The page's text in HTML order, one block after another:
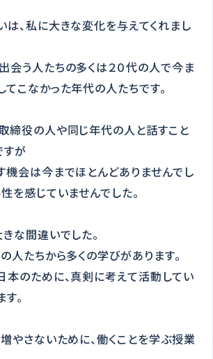
、私に大きな変化を与えてくれまし
う人たちの多くは２０代の人で今ま
こなかった年代の人たちです。
締役の人や同じ年代の人と話すこと
すが
機会は今までほとんどありませんでし
を感じていませんでした。
な間違いでした。
人たちから多くの学びがあります。
本のために、真剣に考えて活動してい
。
やさないために、働くことを学ぶ授業